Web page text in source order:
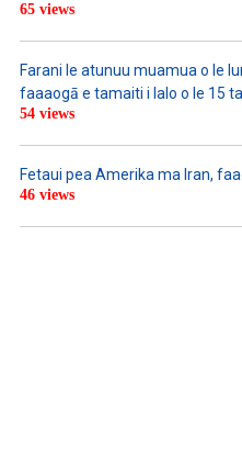
65 views
Farani le atunuu muamua o le
faaaogā e tamaiti i lalo o le 15
54 views
Fetaui pea Amerika ma Iran,
46 views